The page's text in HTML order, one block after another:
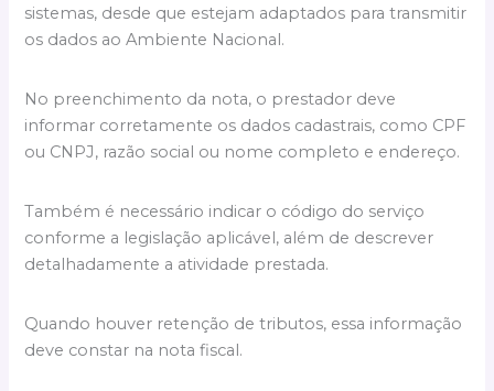
sistemas, desde que estejam adaptados para transmitir
os dados ao Ambiente Nacional.
No preenchimento da nota, o prestador deve
informar corretamente os dados cadastrais, como CPF
ou CNPJ, razão social ou nome completo e endereço.
Também é necessário indicar o código do serviço
conforme a legislação aplicável, além de descrever
detalhadamente a atividade prestada.
Quando houver retenção de tributos, essa informação
deve constar na nota fiscal.